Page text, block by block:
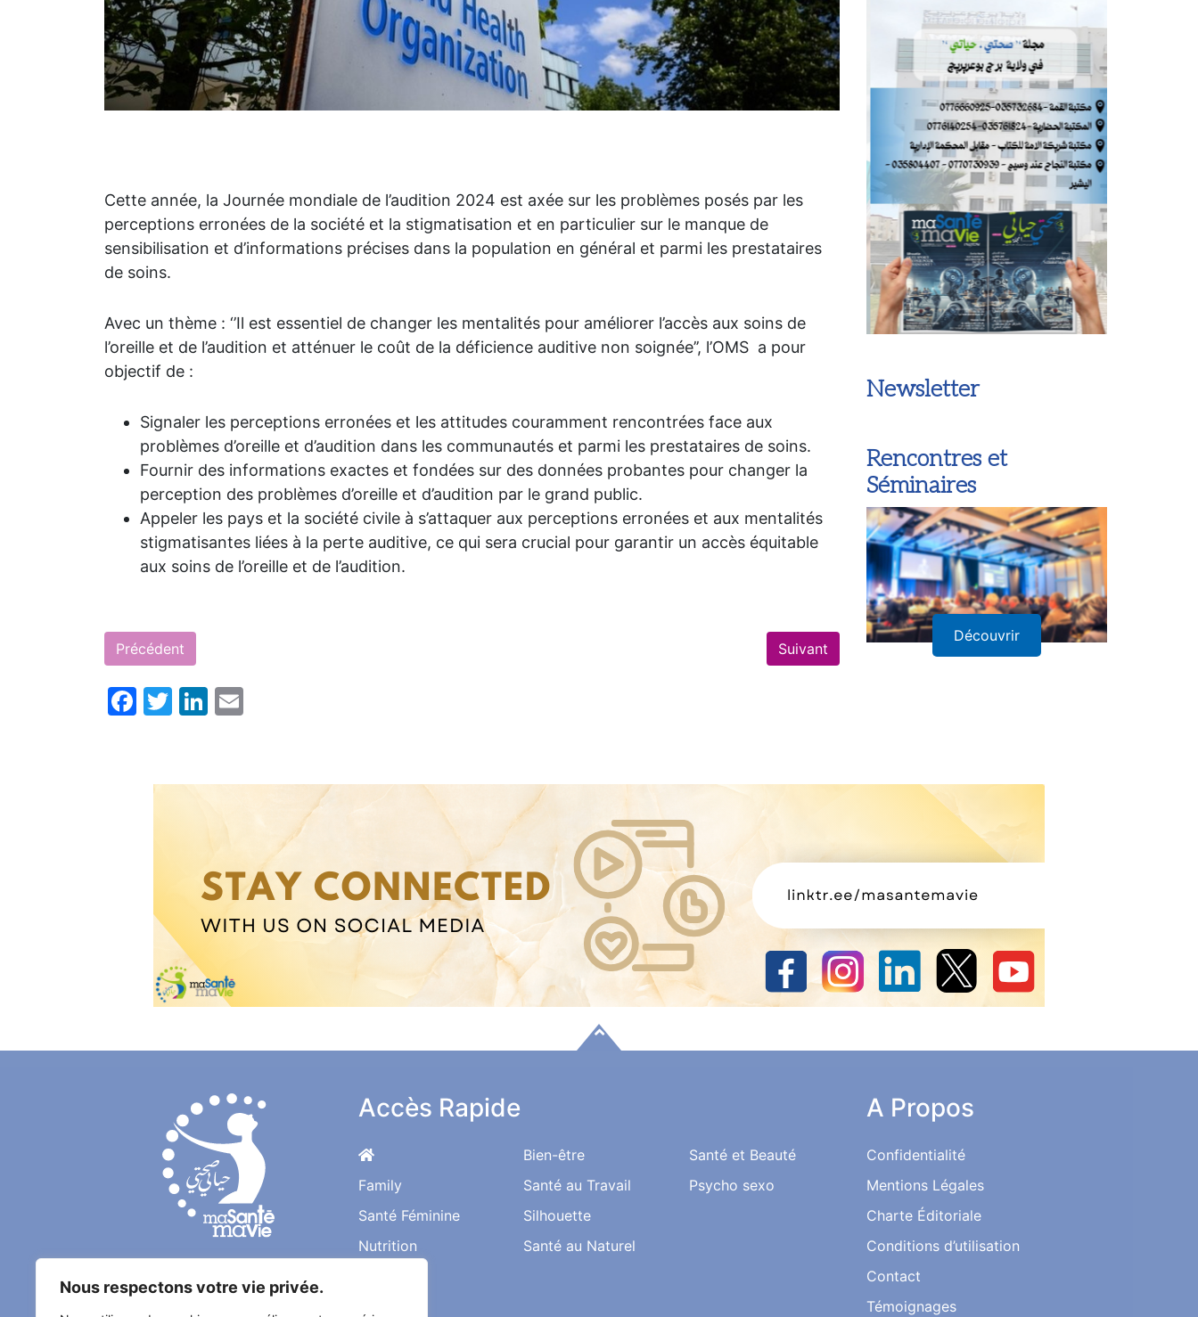
Nous respectons votre vie privée.
Cette année, la Journée mondiale de l’audition 2024 est axée sur les problèmes posés par les
perceptions erronées de la société et la stigmatisation et en particulier sur le manque de
sensibilisation et d’informations précises dans la population en général et parmi les prestataires
de soins.
Avec un thème : ‘’Il est essentiel de changer les mentalités pour améliorer l’accès aux soins de
l’oreille et de l’audition et atténuer le coût de la déficience auditive non soignée’’, l’OMS a pour
objectif de :
Signaler les perceptions erronées et les attitudes couramment rencontrées face aux
problèmes d’oreille et d’audition dans les communautés et parmi les prestataires de soins.
Fournir des informations exactes et fondées sur des données probantes pour changer la
perception des problèmes d’oreille et d’audition par le grand public.
Appeler les pays et la société civile à s’attaquer aux perceptions erronées et aux mentalités
stigmatisantes liées à la perte auditive, ce qui sera crucial pour garantir un accès équitable
aux soins de l’oreille et de l’audition.
Environ 16% de la population mondiale serait
représentant près d’un milliard de personnes.
croissantes à entendre, interpréter et
ou sévère, une perte auditive peut
situation de handicap (sensoriel comme
d’autres facteurs à prendre en compte : la
transmission quand l’atteinte se situe au
auditif et de perception dans l’oreille interne.
congénitale, selon le schéma classique de
parenté. Elle peut être acquise, fréquemment
récidivantes mal soignées et d’autres surdités
Précédent Suivant
Facebook
TwitterLinkedIn
Newsletter
Rencontres et
Séminaires
Découvrir
Une Bonne Santé pour
une Vie Meilleure
Accès Rapide
Family
Santé Féminine
Nutrition
Bien-être
Santé au Travail
Silhouette
Santé au Naturel
Santé et Beauté
Psycho sexo
A Propos
Confidentialité
Mentions Légales
Charte Éditoriale
Conditions d’utilisation
Contact
Témoignages